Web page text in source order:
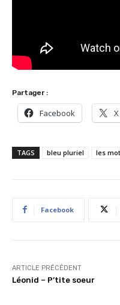
Partager :
Facebook X
TAGS bleu pluriel les
Facebook
ARTICLE PRÉCÉDENT
Léonid – P’tite soeur